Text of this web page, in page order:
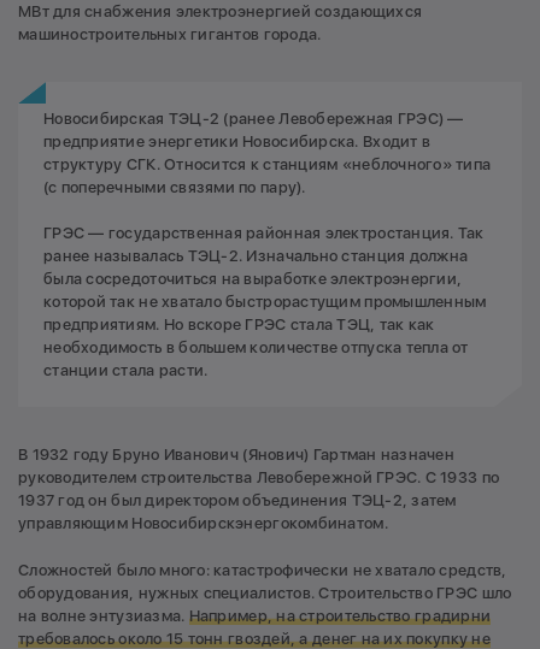
МВт для снабжения электроэнергией создающихся
машиностроительных гигантов города.
Новосибирская ТЭЦ-2 (ранее Левобережная ГРЭС) —
предприятие энергетики Новосибирска. Входит в
структуру СГК. Относится к станциям «неблочного» типа
(с поперечными связями по пару).
ГРЭС — государственная районная электростанция. Так
ранее называлась ТЭЦ-2. Изначально станция должна
была сосредоточиться на выработке электроэнергии,
которой так не хватало быстрорастущим промышленным
предприятиям. Но вскоре ГРЭС стала ТЭЦ, так как
необходимость в большем количестве отпуска тепла от
станции стала расти.
В 1932 году Бруно Иванович (Янович) Гартман назначен
руководителем строительства Левобережной ГРЭС. С 1933 по
1937 год он был директором объединения ТЭЦ-2, затем
управляющим Новосибирскэнергокомбинатом.
Сложностей было много: катастрофически не хватало средств,
оборудования, нужных специалистов. Строительство ГРЭС шло
на волне энтузиазма. Например, на строительство градирни
требовалось около 15 тонн гвоздей, а денег на их покупку не